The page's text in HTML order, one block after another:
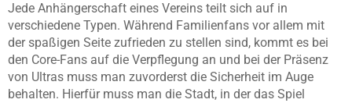
Jede Anhängerschaft eines Vereins teilt sich auf in
verschiedene Typen. Während Familienfans vor allem mit
der spaßigen Seite zufrieden zu stellen sind, kommt es bei
den Core-Fans auf die Verpflegung an und bei der Präsenz
von Ultras muss man zuvorderst die Sicherheit im Auge
behalten. Hierfür muss man die Stadt, in der das Spiel